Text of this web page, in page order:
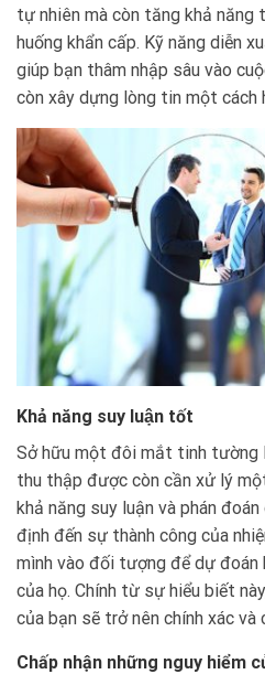
tự nhiên mà còn tăng khả năng
huống khẩn cấp. Kỹ năng diễn
giúp bạn thâm nhập sâu vào
còn xây dựng lòng tin một cách
Khả năng suy luận tốt
Sở hữu một đôi mắt tinh tường
thu thập được còn cần xử lý
khả năng suy luận và phán
định đến sự thành công của
mình vào đối tượng để dự
của họ. Chính từ sự hiểu biết
của bạn sẽ trở nên chính xác và
Chấp nhận những nguy hiểm